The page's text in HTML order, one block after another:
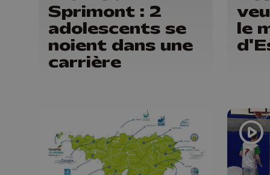
Sprimont : 2
adolescents se
noient dans une
carrière
le